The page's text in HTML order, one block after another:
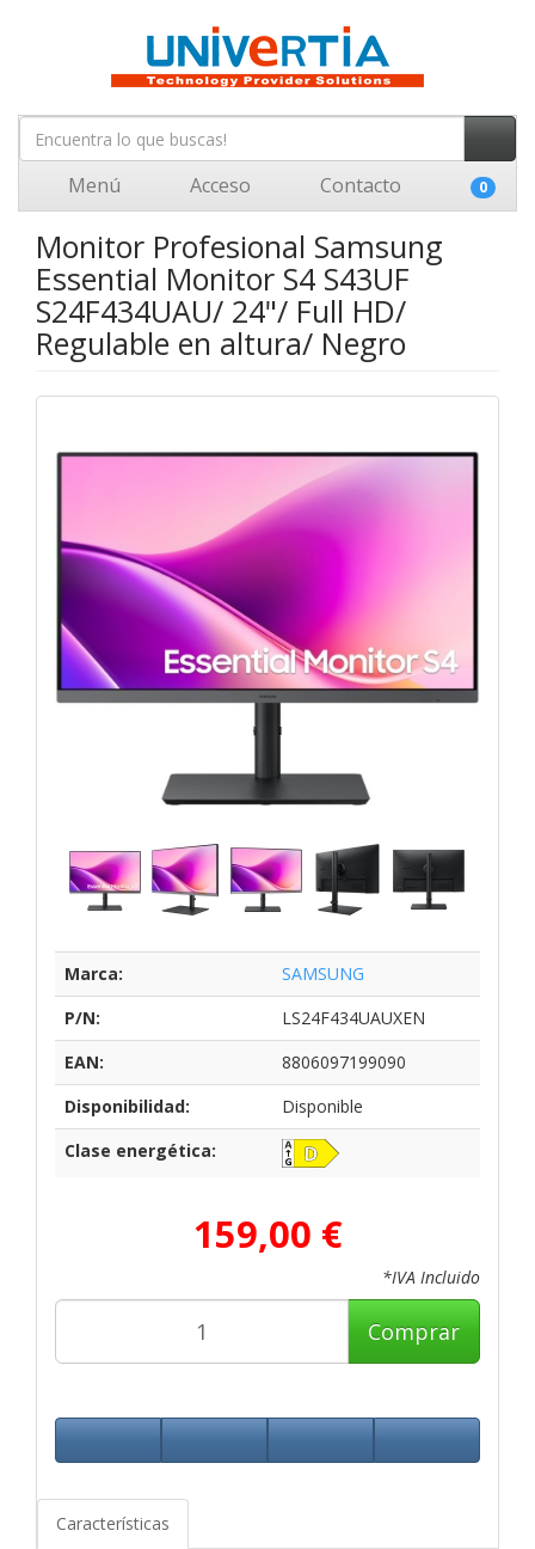
Menú Acceso Contacto 0
Monitor Profesional Samsung
Essential Monitor S4 S43UF
S24F434UAU/ 24"/ Full HD/
Regulable en altura/ Negro
Marca:
SAMSUNG
P/N:
LS24F434UAUXEN
EAN:
8806097199090
Disponibilidad:
Disponible
Clase energética:
159,00 €
*IVA Incluido
Comprar
Características